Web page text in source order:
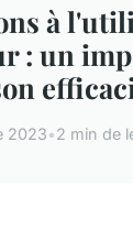
à
: un
2023•2 min de